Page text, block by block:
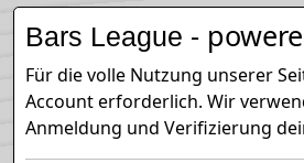
Bars League -
Für die volle Nutzung unserer
Account erforderlich. Wir
Anmeldung und Verifizierung